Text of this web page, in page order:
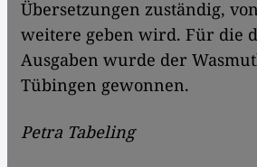
Übersetzungen zuständig,
weitere geben wird. Für die
Ausgaben wurde der
Tübingen gewonnen.
Petra Tabeling